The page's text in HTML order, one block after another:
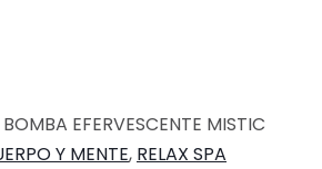
EFERVESCENTE MISTIC
Y MENTE, RELAX SPA